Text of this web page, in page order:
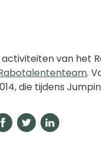
van het
.
die tijdens